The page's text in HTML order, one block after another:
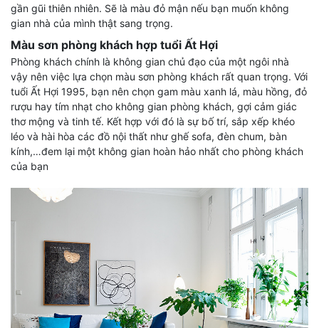
gần gũi thiên nhiên. Sẽ là màu đỏ mận nếu bạn muốn không
gian nhà của mình thật sang trọng.
Màu sơn phòng khách hợp tuổi Ất Hợi
Phòng khách chính là không gian chủ đạo của một ngôi nhà
vậy nên việc lựa chọn màu sơn phòng khách rất quan trọng. Với
tuổi Ất Hợi 1995, bạn nên chọn gam màu xanh lá, màu hồng, đỏ
rượu hay tím nhạt cho không gian phòng khách, gợi cảm giác
thơ mộng và tinh tế. Kết hợp với đó là sự bố trí, sắp xếp khéo
léo và hài hòa các đồ nội thất như ghế sofa, đèn chum, bàn
kính,…đem lại một không gian hoàn hảo nhất cho phòng khách
của bạn